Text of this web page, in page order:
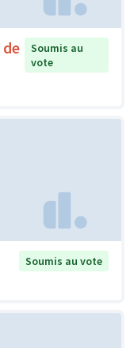
Soumis au
vote
Soumis au vote